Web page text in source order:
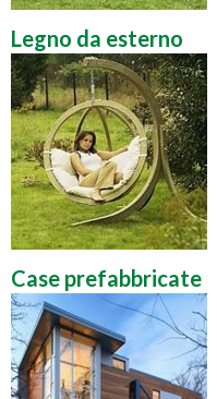
Legno da esterno
Case prefabbricate